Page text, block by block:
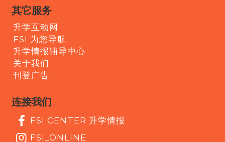
其它服务
升学互动网
FSI 为您导航
升学情报辅导中心
关于我们
刊登广告
连接我们
FSI CENTER 升学情报
FSI_ONLINE